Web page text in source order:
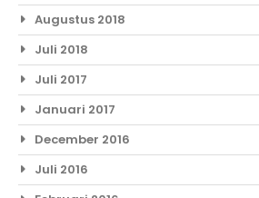
Augustus 2018
Juli 2018
Juli 2017
Januari 2017
December 2016
Juli 2016